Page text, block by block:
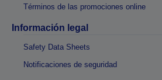
Términos de las promociones online
Información legal
Safety Data Sheets
Notificaciones de seguridad